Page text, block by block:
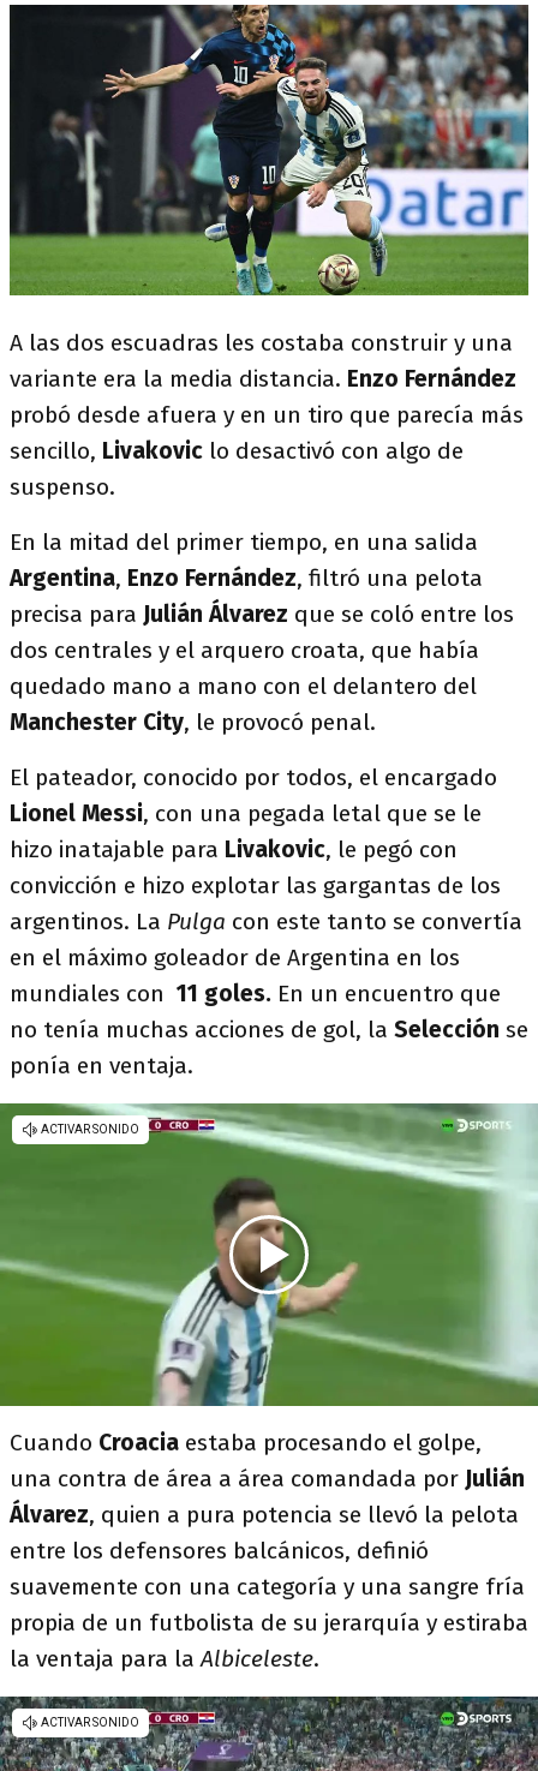
A las dos escuadras les costaba construir y una
variante era la media distancia. Enzo Fernández
probó desde afuera y en un tiro que parecía más
sencillo, Livakovic lo desactivó con algo de
suspenso.
En la mitad del primer tiempo, en una salida
Argentina, Enzo Fernández, filtró una pelota
precisa para Julián Álvarez que se coló entre los
dos centrales y el arquero croata, que había
quedado mano a mano con el delantero del
Manchester City, le provocó penal.
El pateador, conocido por todos, el encargado
Lionel Messi, con una pegada letal que se le
hizo inatajable para Livakovic, le pegó con
convicción e hizo explotar las gargantas de los
argentinos. La Pulga con este tanto se convertía
en el máximo goleador de Argentina en los
mundiales con 11 goles. En un encuentro que
no tenía muchas acciones de gol, la Selección se
ponía en ventaja.
Cuando Croacia estaba procesando el golpe,
una contra de área a área comandada por Julián
Álvarez, quien a pura potencia se llevó la pelota
entre los defensores balcánicos, definió
suavemente con una categoría y una sangre fría
propia de un futbolista de su jerarquía y estiraba
la ventaja para laAlbiceleste.